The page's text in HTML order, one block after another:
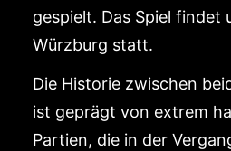
gespielt. Das Spiel findet
Würzburg statt.
Die Historie zwischen
ist geprägt von extrem
Partien, die in der